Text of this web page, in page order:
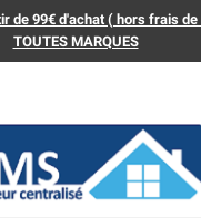
de 99€ d'achat ( hors frais
TOUTES MARQUES